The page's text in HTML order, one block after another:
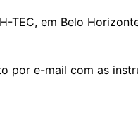
em Belo
por e-mail com as